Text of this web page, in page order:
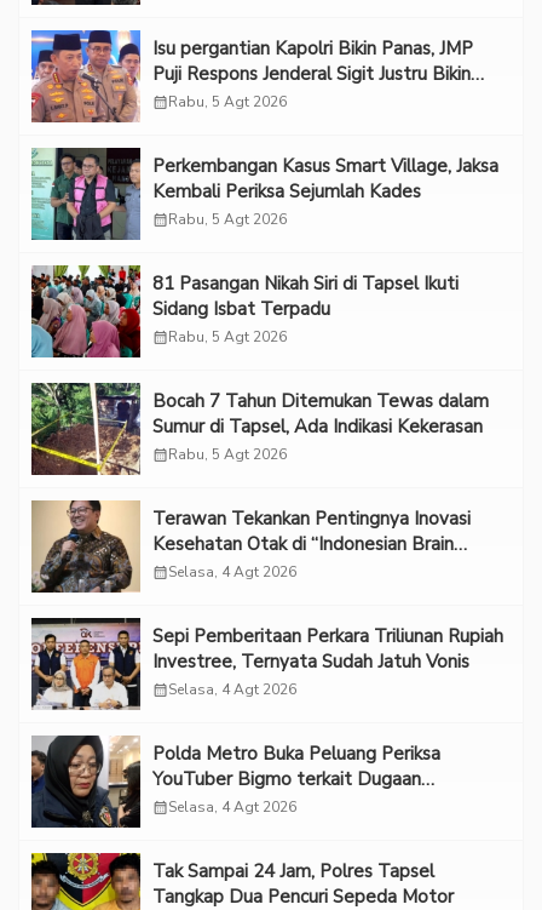
Isu pergantian Kapolri Bikin Panas, JMP
Puji Respons Jenderal Sigit Justru Bikin
“Adem”
calendar_monthRabu, 5 Agt 2026
Perkembangan Kasus Smart Village, Jaksa
Kembali Periksa Sejumlah Kades
calendar_monthRabu, 5 Agt 2026
81 Pasangan Nikah Siri di Tapsel Ikuti
Sidang Isbat Terpadu
calendar_monthRabu, 5 Agt 2026
Bocah 7 Tahun Ditemukan Tewas dalam
Sumur di Tapsel, Ada Indikasi Kekerasan
calendar_monthRabu, 5 Agt 2026
Terawan Tekankan Pentingnya Inovasi
Kesehatan Otak di “Indonesian Brain
Forum 2026 UPN Veteran Jakarta”
calendar_monthSelasa, 4 Agt 2026
Sepi Pemberitaan Perkara Triliunan Rupiah
Investree, Ternyata Sudah Jatuh Vonis
calendar_monthSelasa, 4 Agt 2026
Polda Metro Buka Peluang Periksa
YouTuber Bigmo terkait Dugaan
Eksploitasi Anak
calendar_monthSelasa, 4 Agt 2026
Tak Sampai 24 Jam, Polres Tapsel
Tangkap Dua Pencuri Sepeda Motor